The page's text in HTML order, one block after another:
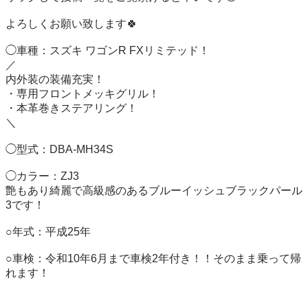
よろしくお願い致します🍀
◯車種：スズキ ワゴンR FXリミテッド！
／
内外装の装備充実！
・専用フロントメッキグリル！
・本革巻きステアリング！
＼
◯型式：DBA-MH34S
◯カラー：ZJ3
艶もあり綺麗で高級感のあるブルーイッシュブラックパール
3です！
○年式：平成25年
○車検：令和10年6月まで車検2年付き！！そのまま乗って帰
れます！